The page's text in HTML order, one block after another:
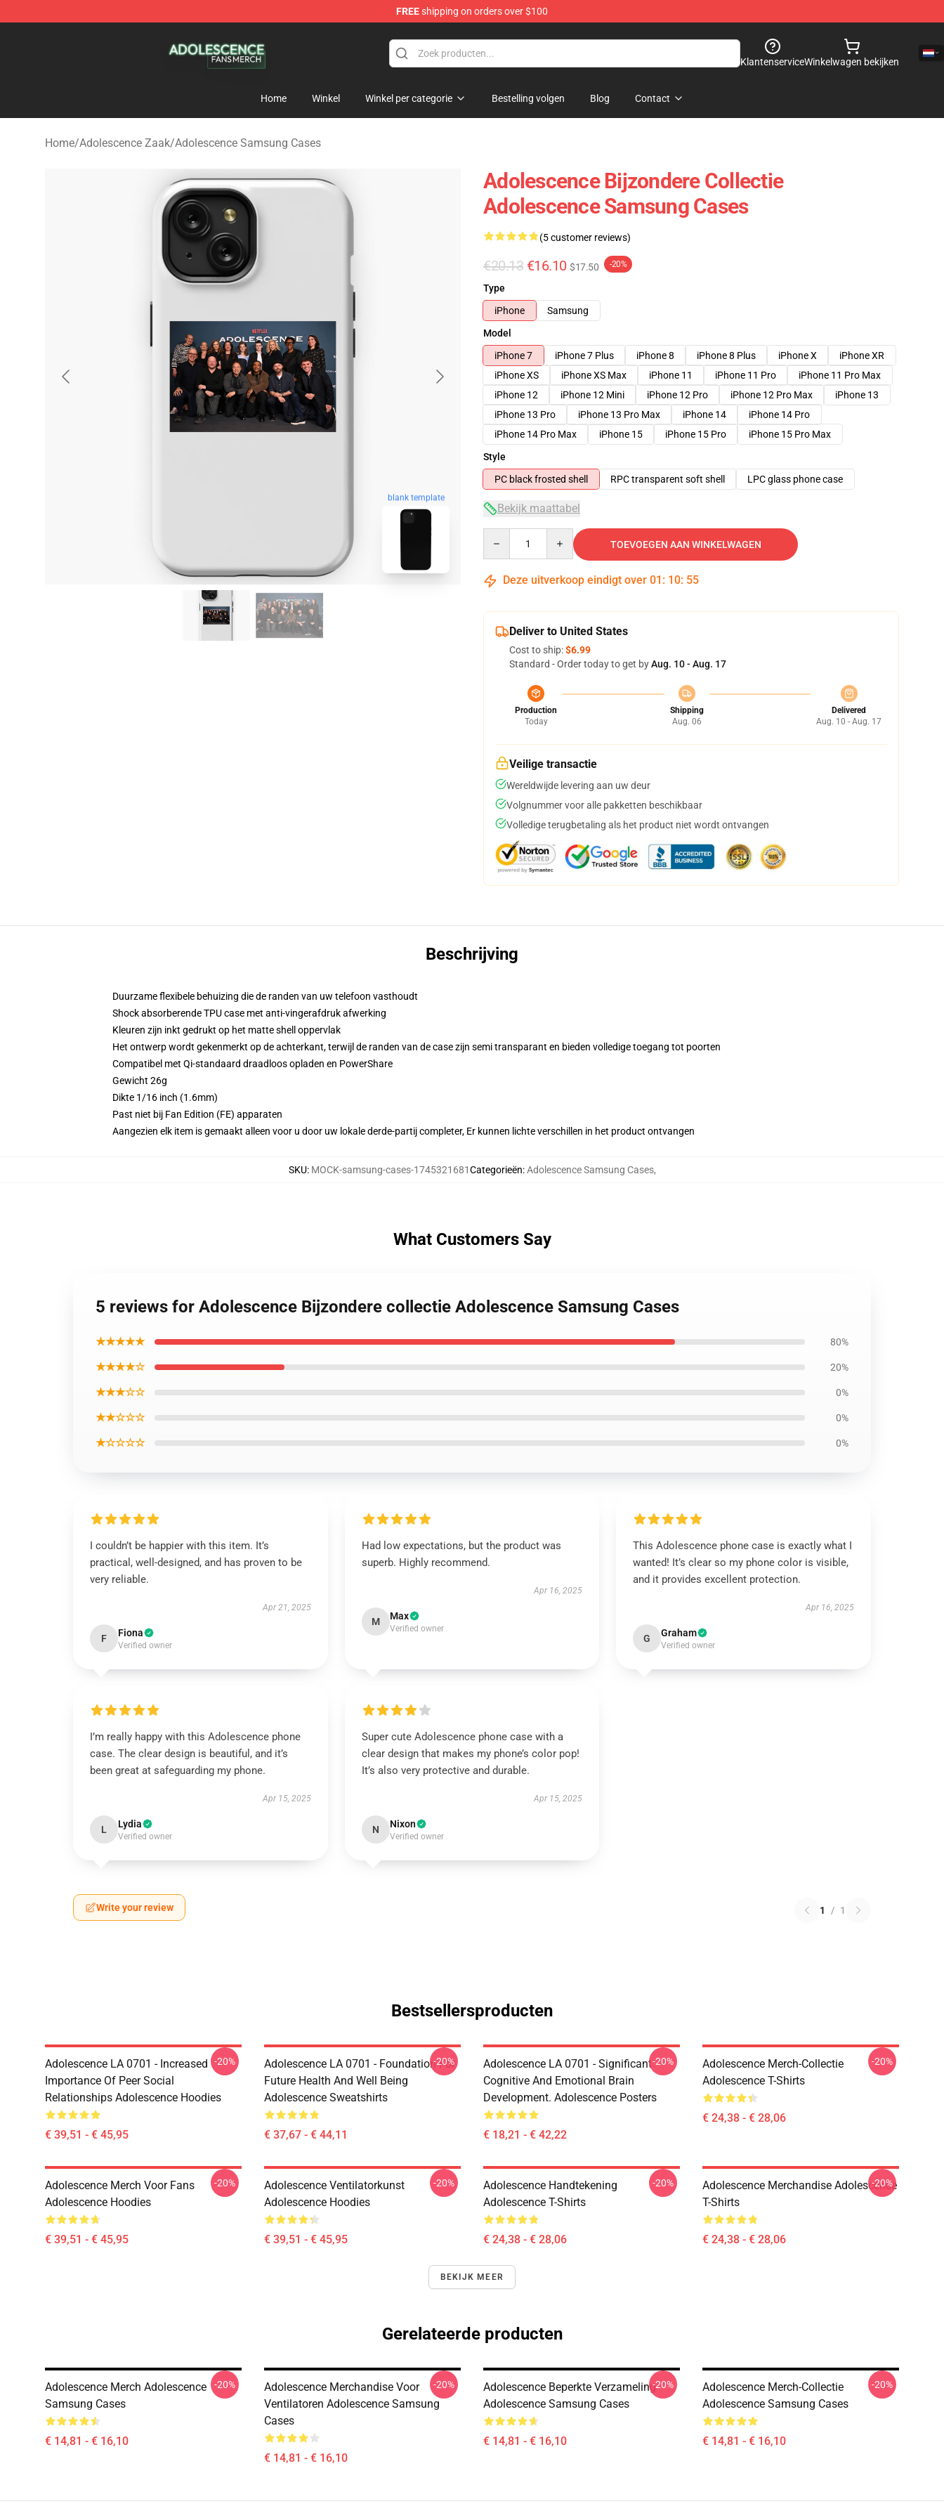
FREEshipping on orders over $100
KlantenserviceWinkelwagen bekijken
Home Winkel Winkel per categorie Bestelling volgen Blog Contact
Home/Adolescence Zaak/Adolescence Samsung Cases
blank template
Adolescence Bijzondere Collectie
Adolescence Samsung Cases
(5 customer reviews)
€20.13 €16.10 $17.50 -20%
Type
iPhone
Samsung
Model
iPhone 7
iPhone 7 Plus iPhone 8 iPhone 8 Plus iPhone X
iPhone XR
iPhone XS
iPhone XS Max iPhone 11 iPhone 11 Pro
iPhone 11 Pro Max
iPhone 12
iPhone 12 Mini iPhone 12 Pro iPhone 12 Pro Max
iPhone 13
iPhone 13 Pro
iPhone 13 Pro Max iPhone 14
iPhone 14 Pro
iPhone 14 Pro Max
iPhone 15 iPhone 15 Pro
iPhone 15 Pro Max
Style
PC black frosted shell
RPC transparent soft shell LPC glass phone case
Bekijk maattabel
TOEVOEGEN AAN WINKELWAGEN
Deze uitverkoop eindigt over 01 : 10: 54
Deliver to United States
Cost to ship:$6.99
Standard - Order today to get byAug. 10 - Aug. 17
Production
Today
Shipping
Aug. 06
Delivered
Aug. 10 - Aug. 17
Veilige transactie
Wereldwijde levering aan uw deur
Volgnummer voor alle pakketten beschikbaar
Volledige terugbetaling als het product niet wordt ontvangen
Beschrijving
Duurzame flexibele behuizing die de randen van uw telefoon vasthoudt
Shock absorberende TPU case met anti-vingerafdruk afwerking
Kleuren zijn inkt gedrukt op het matte shell oppervlak
Het ontwerp wordt gekenmerkt op de achterkant, terwijl de randen van de case zijn semi transparant en bieden volledige toegang tot poorten
Compatibel met Qi-standaard draadloos opladen en PowerShare
Gewicht 26g
Dikte 1/16 inch (1.6mm)
Past niet bij Fan Edition (FE) apparaten
Aangezien elk item is gemaakt alleen voor u door uw lokale derde-partij completer, Er kunnen lichte verschillen in het product ontvangen
SKU: MOCK-samsung-cases-1745321681Categorieën:Adolescence Samsung Cases,
What Customers Say
5 reviews for Adolescence Bijzondere collectie Adolescence Samsung Cases
★★★★★ 80%
★★★★☆ 20%
★★★☆☆ 0%
★★☆☆☆ 0%
★☆☆☆☆ 0%
I couldn’t be happier with this item. It’s
practical, well-designed, and has proven to be
very reliable.
Apr 21, 2025
F Fiona
Verified owner
Had low expectations, but the product was
superb. Highly recommend.
Apr 16, 2025
M Max
Verified owner
This Adolescence phone case is exactly what I
wanted! It’s clear so my phone color is visible,
and it provides excellent protection.
Apr 16, 2025
G Graham
Verified owner
I’m really happy with this Adolescence phone
case. The clear design is beautiful, and it’s
been great at safeguarding my phone.
Apr 15, 2025
L Lydia
Verified owner
Super cute Adolescence phone case with a
clear design that makes my phone’s color pop!
It’s also very protective and durable.
Apr 15, 2025
N Nixon
Verified owner
Write your review 1 / 1
Bestsellersproducten
Adolescence LA 0701 - Increased
Importance Of Peer Social
Relationships Adolescence Hoodies
€ 39,51 - € 45,95
-20%
Adolescence LA 0701 - Foundation For
Future Health And Well Being
Adolescence Sweatshirts
€ 37,67 - € 44,11
-20%
Adolescence LA 0701 - Significant
Cognitive And Emotional Brain
Development. Adolescence Posters
€ 18,21 - € 42,22
-20%
Adolescence Merch-Collectie
Adolescence T-Shirts
€ 24,38 - € 28,06
-20%
Adolescence Merch Voor Fans
Adolescence Hoodies
€ 39,51 - € 45,95
-20%
Adolescence Ventilatorkunst
Adolescence Hoodies
€ 39,51 - € 45,95
-20%
Adolescence Handtekening
Adolescence T-Shirts
€ 24,38 - € 28,06
-20%
Adolescence Merchandise Adolescence
T-Shirts
€ 24,38 - € 28,06
-20%
BEKIJK MEER
Gerelateerde producten
Adolescence Merch Adolescence
Samsung Cases
€ 14,81 - € 16,10
-20%
Adolescence Merchandise Voor
Ventilatoren Adolescence Samsung
Cases
€ 14,81 - € 16,10
-20%
Adolescence Beperkte Verzameling
Adolescence Samsung Cases
€ 14,81 - € 16,10
-20%
Adolescence Merch-Collectie
Adolescence Samsung Cases
€ 14,81 - € 16,10
-20%